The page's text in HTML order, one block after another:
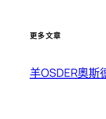
更多文章
羊OSDER奧